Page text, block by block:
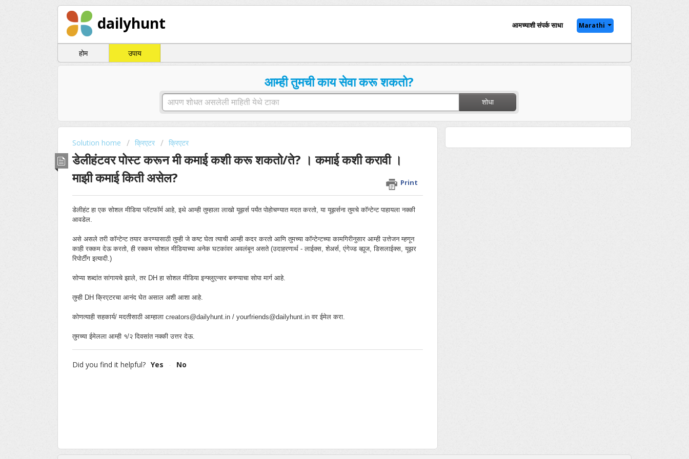
dailyhunt आमच्याशी संपर्क साधा Marathi
होम उपाय
आम्ही तुमची काय सेवा करू शकतो?
शोधा
Solution home क्रिएटर क्रिएटर
डेलीहंटवर पोस्ट करून मी कमाई कशी करू शकतो/ते? । कमाई कशी करावी ।
माझी कमाई किती असेल?
Print
डेलीहंट हा एक सोशल मीडिया प्लॅटफॉर्म आहे, इथे आम्ही तुम्हाला लाखो यूझर्स पर्यंत पोहोचण्यात मदत करतो, या यूझर्सना तुमचे कॉन्टेन्ट पाहायला नक्की
आवडेल.
असे असले तरी कॉन्टेन्ट तयार करण्यासाठी तुम्ही जे कष्ट घेता त्याची आम्ही कदर करतो आणि तुमच्या कॉन्टेन्टच्या कामगिरीनुसार आम्ही उत्तेजन म्हणून
काही रक्कम देऊ करतो, ही रक्कम सोशल मीडियाच्या अनेक घटकांवर अवलंबून असते (उदाहरणार्थ - लाईक्स, शेअर्स, एंगेज्ड व्ह्यूज, डिसलाईक्स, यूझर
रिपोर्टींग इत्यादी.)
सोप्या शब्दांत सांगायचे झाले, तर DH हा सोशल मीडिया इन्फ्लुएन्सर बनण्याचा सोपा मार्ग आहे.
तुम्ही DH क्रिएटरचा आनंद घेत असाल अशी आशा आहे.
कोणत्याही सहकार्य/ मदतीसाठी आम्हाला creators@dailyhunt.in / yourfriends@dailyhunt.in वर ईमेल करा.
तुमच्या ईमेलला आम्ही १/२ दिवसांत नक्की उत्तर देऊ.
Did you find it helpful? Yes No